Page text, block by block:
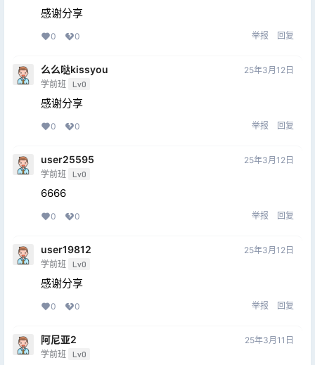
感谢分享
0 0 举报 回复
么么哒kissyou
学前班 Lv0
25年3月12日
感谢分享
0 0 举报 回复
user25595
学前班 Lv0
25年3月12日
6666
0 0 举报 回复
user19812
学前班 Lv0
25年3月12日
感谢分享
0 0 举报 回复
阿尼亚2
学前班 Lv0
25年3月11日